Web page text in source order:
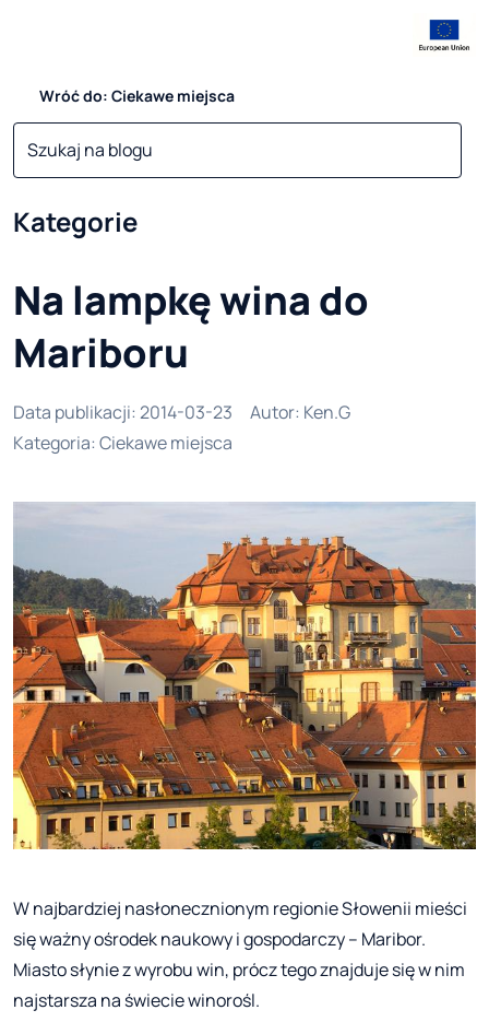
Wróć do: Ciekawe miejsca
Kategorie
Na lampkę wina do
Mariboru
Data publikacji: 2014-03-23 Autor: Ken.G
Kategoria: Ciekawe miejsca
W najbardziej nasłonecznionym regionie Słowenii mieści
się ważny ośrodek naukowy i gospodarczy – Maribor.
Miasto słynie z wyrobu win, prócz tego znajduje się w nim
najstarsza na świecie winorośl.